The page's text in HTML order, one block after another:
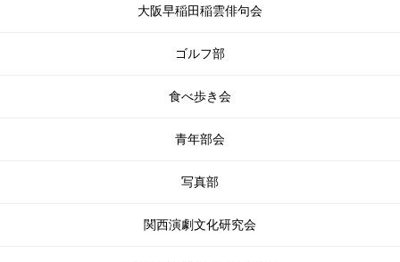
大阪早稲田稲雲俳句会
ゴルフ部
食べ歩き会
青年部会
写真部
関⻄演劇⽂化研究会